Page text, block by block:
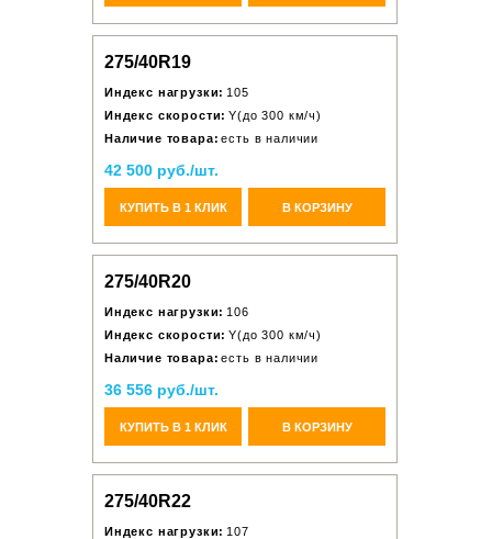
275/40R19
Индекс нагрузки: 105
Индекс скорости: Y(до 300 км/ч)
Наличие товара: есть в наличии
42 500 руб./шт.
КУПИТЬ В 1 КЛИК В КОРЗИНУ
275/40R20
Индекс нагрузки: 106
Индекс скорости: Y(до 300 км/ч)
Наличие товара: есть в наличии
36 556 руб./шт.
КУПИТЬ В 1 КЛИК В КОРЗИНУ
275/40R22
Индекс нагрузки: 107